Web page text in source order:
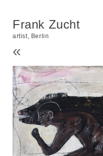
Frank Zucht
artist, Berlin
«